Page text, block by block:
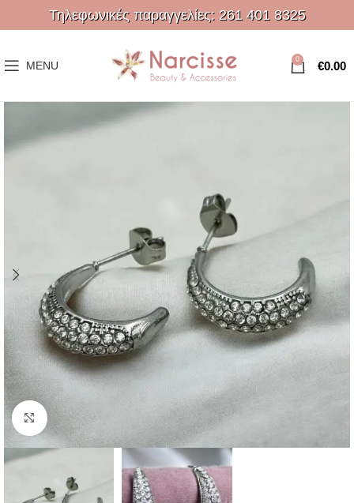
Τηλεφωνικές παραγγελίες: 261 401 8325
MENU 0 €0.00
Click to enlarge